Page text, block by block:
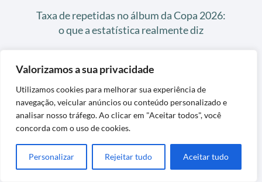
Valorizamos a sua privacidade
Utilizamos cookies para melhorar sua experiência de
navegação, veicular anúncios ou conteúdo personalizado e
analisar nosso tráfego. Ao clicar em "Aceitar todos", você
concorda com o uso de cookies.
Personalizar Rejeitar tudo Aceitar tudo
Taxa de repetidas no álbum da Copa 2026:
o que a estatística realmente diz
Últimas Postagens